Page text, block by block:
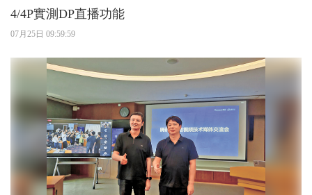
4/4P實測DP直播功能
07月25日 09:59:59